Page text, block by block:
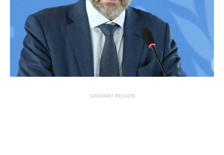
GRADIMO REGION